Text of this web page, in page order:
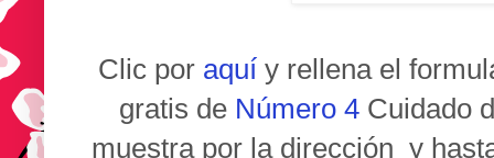
Clic por aquí y rellena el
gratis de Número 4Cuidado
muestra por la dirección y